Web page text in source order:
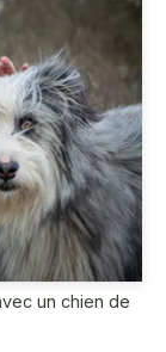
un chien de